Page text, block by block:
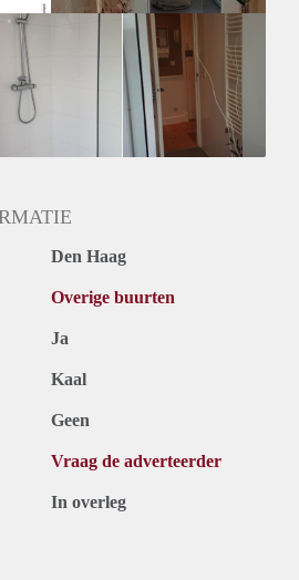
Den Haag
Overige buurten
Ja
Kaal
Geen
Vraag de adverteerder
In overleg